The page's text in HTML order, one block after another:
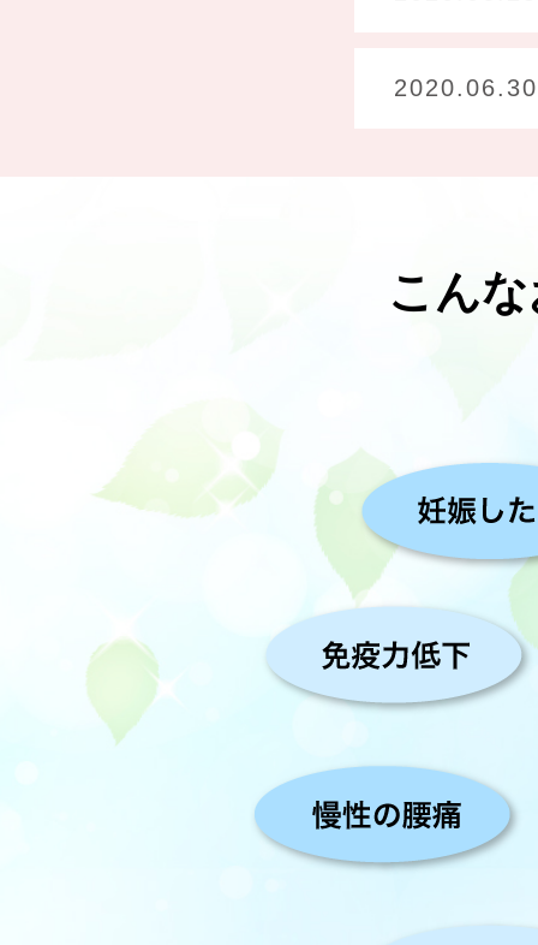
2020.06.30
こん